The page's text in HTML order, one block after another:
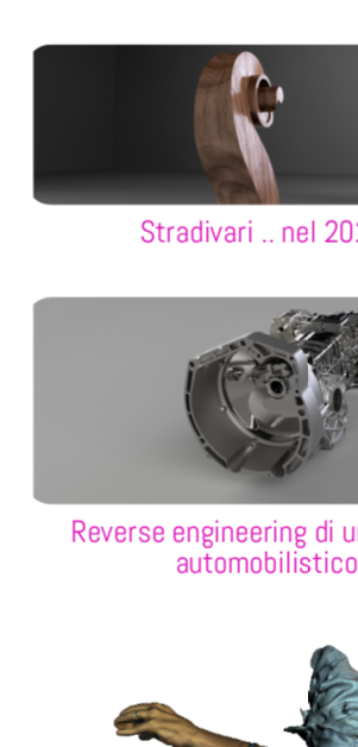
Stradivari .. nel
Reverse engineering di
automobilistico